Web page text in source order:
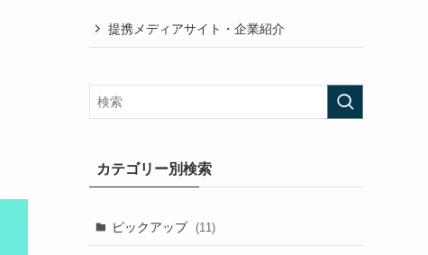
提携メディアサイト・企業紹介
カテゴリー別検索
ピックアップ (11)